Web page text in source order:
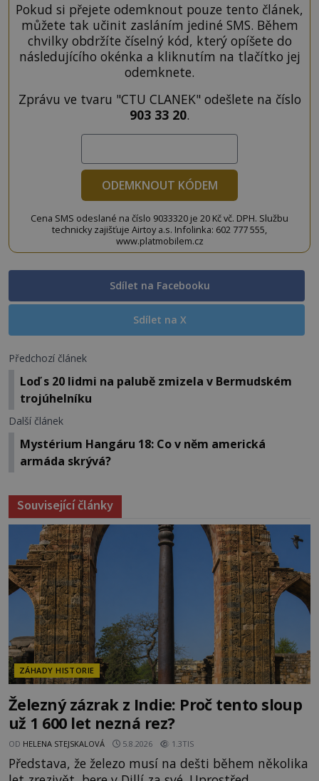
Pokud si přejete odemknout pouze tento článek,
můžete tak učinit zasláním jediné SMS. Během
chvilky obdržíte číselný kód, který opíšete do
následujícího okénka a kliknutím na tlačítko jej
odemknete.
Zprávu ve tvaru "CTU CLANEK" odešlete na číslo
903 33 20.
ODEMKNOUT KÓDEM
Cena SMS odeslané na číslo 9033320 je 20 Kč vč. DPH. Službu
technicky zajišťuje Airtoy a.s. Infolinka: 602 777 555,
www.platmobilem.cz
Sdílet na Facebooku
Sdílet na X
Předchozí článek
Loď s 20 lidmi na palubě zmizela v Bermudském
trojúhelníku
Další článek
Mystérium Hangáru 18: Co v něm americká
armáda skrývá?
Související články
ZÁHADY HISTORIE
Železný zázrak z Indie: Proč tento sloup
už 1 600 let nezná rez?
OD HELENA STEJSKALOVÁ 5.8.2026 1.3TIS
Představa, že železo musí na dešti během několika